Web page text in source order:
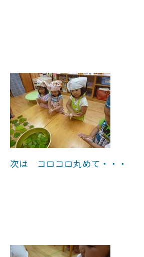
次は コロコロ丸めて・・・